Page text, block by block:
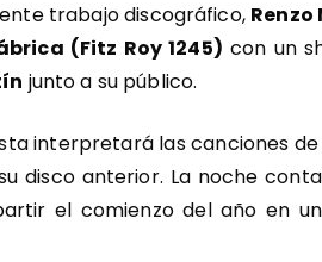
trabajo discográfico,
(Fitz Roy 1245) con un
junto a su público.
interpretará las canciones
disco anterior. La noche
el comienzo del año en